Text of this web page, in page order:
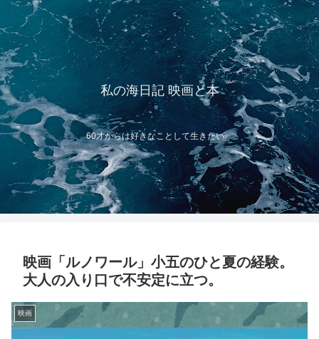
私の海日記 映画と本
60才からは好きなことして生きたい
映画「ルノワール」小五のひと夏の経験。
大人の入り口で不安定に立つ。
映画